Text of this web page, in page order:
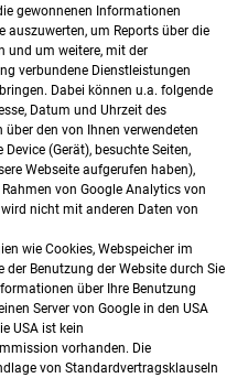
gewonnenen Informationen
auszuwerten, um Reports über die
und um weitere, mit der
verbundene Dienstleistungen
Dabei können u.a. folgende
Datum und Uhrzeit des
den von Ihnen verwendeten
(Gerät), besuchte Seiten,
Webseite aufgerufen haben),
von Google Analytics von
nicht mit anderen Daten von
wie Cookies, Webspeicher im
der Benutzung der Website durch Sie
über Ihre Benutzung
Server von Google in den USA
USA ist kein
vorhanden. Die
von Standardvertragsklauseln